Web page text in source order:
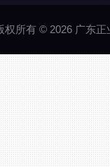
权所有 © 2026 广东